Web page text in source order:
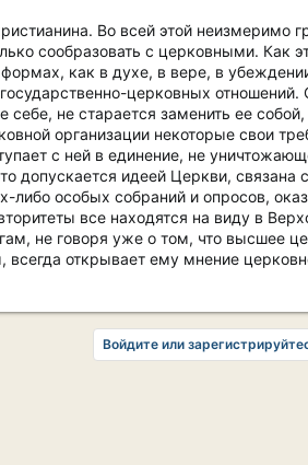
Во всей этой неизмеримо
сообразовать с церковными. Как
как в духе, в вере, в
церковных
себе, не старается заменить ее собой,
организации некоторые свои
с ней в единение, не
допускается идеей Церкви, связана с
либо особых собраний и опросов,
все находятся на виду в
не говоря уже о том, что высшее
всегда открывает ему мнение
Войдите или